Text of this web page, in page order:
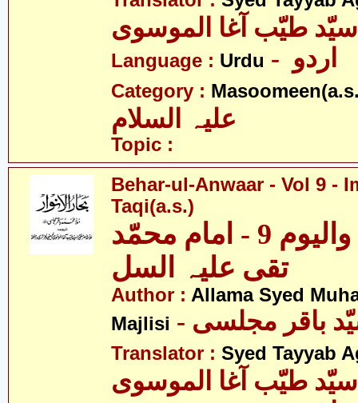
سیّد طیّب آغا الموسوی
Language : Urdu
Category :
Topic :
Behar-ul-Anwaar - Vol 9 -
Taqi(a.s.)
بحار الانوار - والیوم 9 - امام محمّد
تقی علیہ السل
Author : Allama Syed
Majlisi
Translator : Syed Tayyab
سیّد طیّب آغا الموسوی